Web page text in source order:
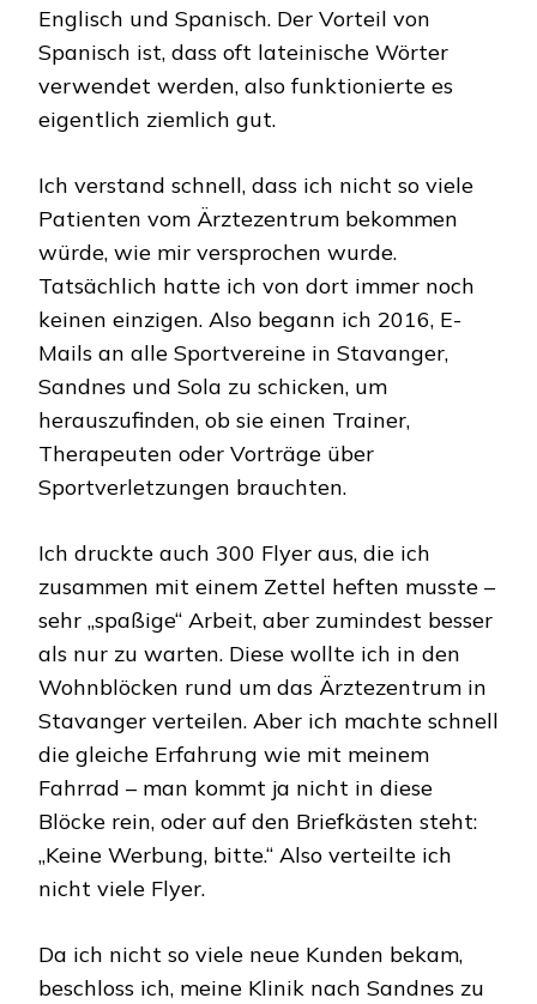
Englisch und Spanisch. Der Vorteil von
Spanisch ist, dass oft lateinische Wörter
verwendet werden, also funktionierte es
eigentlich ziemlich gut.
Ich verstand schnell, dass ich nicht so viele
Patienten vom Ärztezentrum bekommen
würde, wie mir versprochen wurde.
Tatsächlich hatte ich von dort immer noch
keinen einzigen. Also begann ich 2016, E-
Mails an alle Sportvereine in Stavanger,
Sandnes und Sola zu schicken, um
herauszufinden, ob sie einen Trainer,
Therapeuten oder Vorträge über
Sportverletzungen brauchten.
Ich druckte auch 300 Flyer aus, die ich
zusammen mit einem Zettel heften musste –
sehr „spaßige“ Arbeit, aber zumindest besser
als nur zu warten. Diese wollte ich in den
Wohnblöcken rund um das Ärztezentrum in
Stavanger verteilen. Aber ich machte schnell
die gleiche Erfahrung wie mit meinem
Fahrrad – man kommt ja nicht in diese
Blöcke rein, oder auf den Briefkästen steht:
„Keine Werbung, bitte.“ Also verteilte ich
nicht viele Flyer.
Da ich nicht so viele neue Kunden bekam,
beschloss ich, meine Klinik nach Sandnes zu